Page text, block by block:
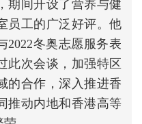
期间开设了营养与健
员工的广泛好评。他
2022冬奥志愿服务表
此次会谈，加强特区
的合作，深入推进香
推动内地和香港高等